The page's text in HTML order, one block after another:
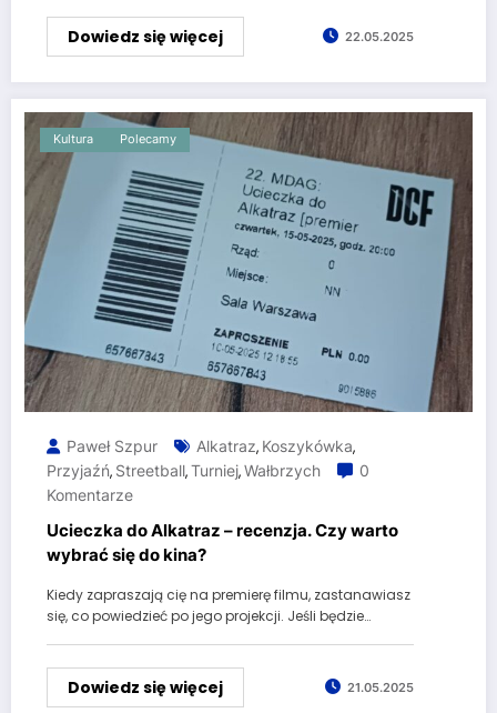
Dowiedz się więcej 22.05.2025
Kultura Polecamy
Paweł Szpur Alkatraz, Koszykówka,
Przyjaźń, Streetball,Turniej,Wałbrzych
0
Komentarze
Ucieczka do Alkatraz – recenzja. Czy warto
wybrać się do kina?
Kiedy zapraszają cię na premierę filmu, zastanawiasz
się, co powiedzieć po jego projekcji. Jeśli będzie…
Dowiedz się więcej 21.05.2025